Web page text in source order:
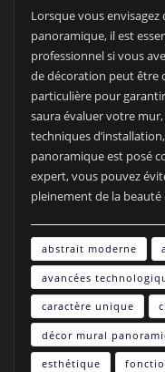
Lorsque vous
panoramique, il est
professionnel si vous
de décoration peut être
particulière pour
saura évaluer votre
techniques
panoramique est posé
expert, vous pouvez
pleinement de la
abstrait moderne
avancées
caractère unique
décor mural
esthétique